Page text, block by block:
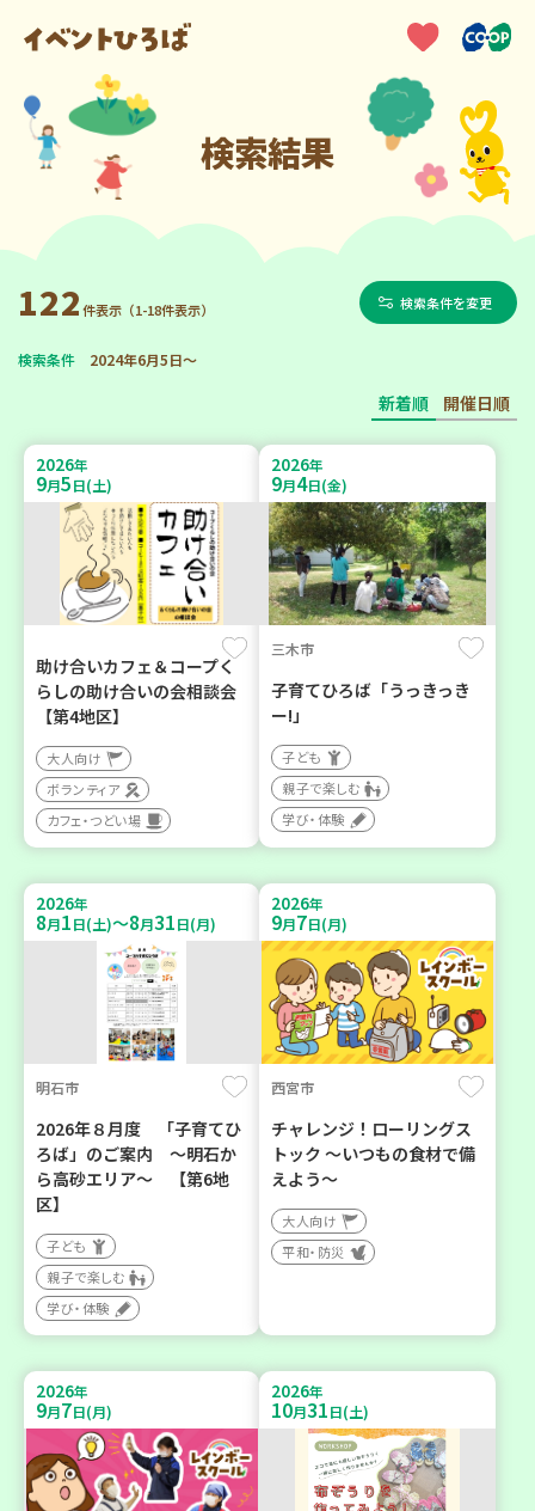
検索結果
122件表示（1-18件表示） 検索条件を変更
検索条件 2024年6月5日～
新着順 開催日順
2026年
9月5日(土)
助け合いカフェ＆コープく
らしの助け合いの会相談会
【第4地区】
大人向け
ボランティア
カフェ・つどい場
2026年
9月4日(金)
三木市
子育てひろば「うっきっき
ー!」
子ども
親子で楽しむ
学び・体験
2026年
8月1日(土)～8月31日(月)
明石市
2026年８月度 「子育てひ
ろば」のご案内 ～明石か
ら高砂エリア～ 【第6地
区】
子ども
親子で楽しむ
学び・体験
2026年
9月7日(月)
西宮市
チャレンジ！ローリングス
トック ～いつもの食材で備
えよう～
大人向け
平和・防災
2026年
9月7日(月)
2026年
10月31日(土)